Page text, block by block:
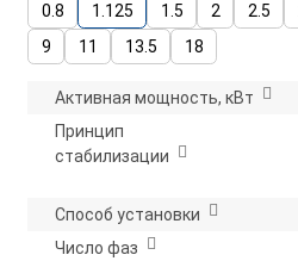
0.8
1.125 1.5 2 2.5
9
11 13.5 18
Активная мощность, кВт
Принцип
стабилизации
Способ установки
Число фаз